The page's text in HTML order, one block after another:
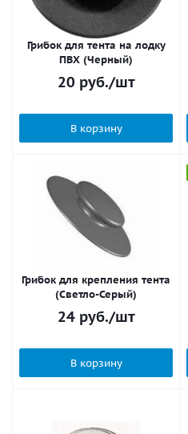
Грибок для тента на лодку
ПВХ (Черный)
20 руб./шт
В корзину
Грибок для крепления тента
(Светло-Серый)
24руб./шт
В корзину